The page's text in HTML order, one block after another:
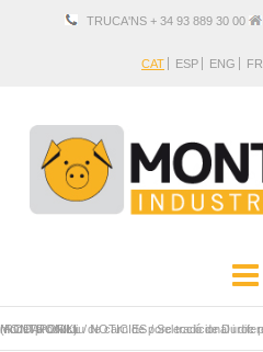
TRUCA'NS + 34 93 889 30 00
CAT ESP ENG
MONTRONILL/NOTICIES/
Selecció de Duroc per a un model productiu de carn de porc tradicional i diferenciada (RODAPORK)